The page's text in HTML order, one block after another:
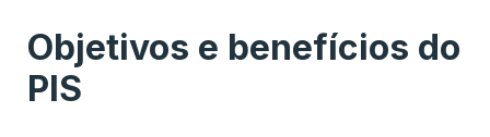
Objetivos e benefícios do
PIS